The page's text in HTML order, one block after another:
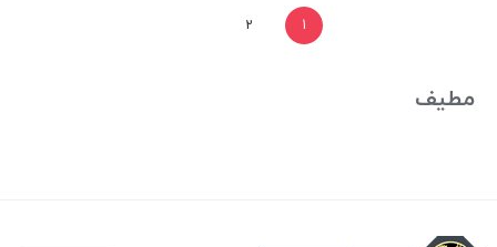
1
2
مطیف